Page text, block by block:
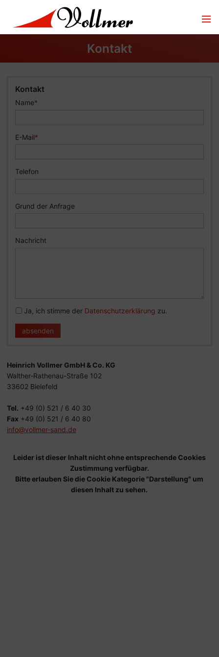
Kontakt
Kontakt
Name*
E-Mail*
Telefon
Grund der Anfrage
Nachricht
Ja, ich stimme der Datenschutzerklärung zu.
absenden
Heinrich Vollmer GmbH & Co. KG
Walther-Rathenau-Straße 102
33602 Bielefeld
Tel. +49 (0) 521 / 6 40 30
Fax +49 (0) 521 / 6 40 80
info@vollmer-sand.de
Leider ist dieser Inhalt nicht ohne entsprechende Cookies
Zustimmung verfügbar.
Bitte erlauben Sie die Cookie Kategorie "Darstellung" um
diesen Inhalt zu sehen.